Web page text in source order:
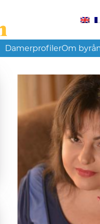
DamerprofilerOm